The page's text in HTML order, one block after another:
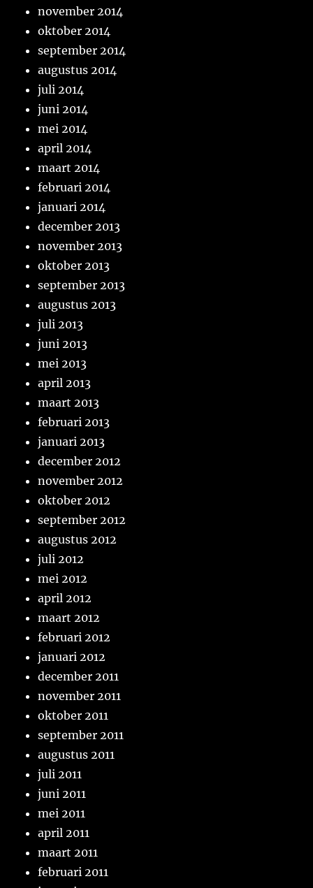
november 2014
oktober 2014
september 2014
augustus 2014
juli 2014
juni 2014
mei 2014
april 2014
maart 2014
februari 2014
januari 2014
december 2013
november 2013
oktober 2013
september 2013
augustus 2013
juli 2013
juni 2013
mei 2013
april 2013
maart 2013
februari 2013
januari 2013
december 2012
november 2012
oktober 2012
september 2012
augustus 2012
juli 2012
mei 2012
april 2012
maart 2012
februari 2012
januari 2012
december 2011
november 2011
oktober 2011
september 2011
augustus 2011
juli 2011
juni 2011
mei 2011
april 2011
maart 2011
februari 2011